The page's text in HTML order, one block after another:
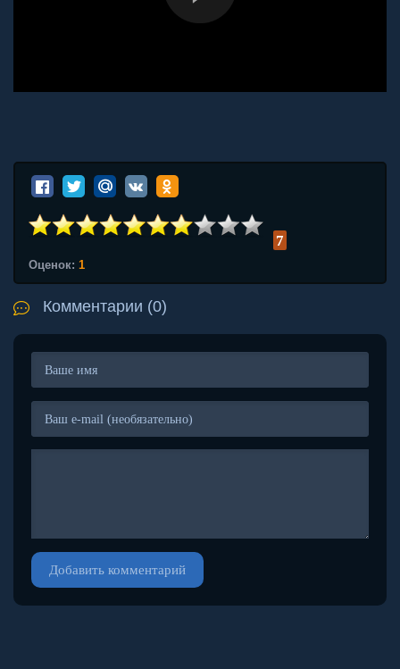
7
Оценок: 1
Комментарии (0)
Добавить комментарий